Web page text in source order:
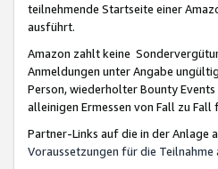
teilnehmende Startseite einer
ausführt.
Amazon zahlt keine
Anmeldungen unter Angabe
Person, wiederholter Bounty
alleinigen Ermessen von Fall zu
Partner-Links auf die in der Anlage
Voraussetzungen für die